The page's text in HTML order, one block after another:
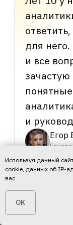
Используя данный
cookie, данных об IP-
вас
OK
Единая версия
До (1С + Google
Споры
в разных
чьи цифры
После
Одна
Все работают
и «говорят
Сколько
Хотите